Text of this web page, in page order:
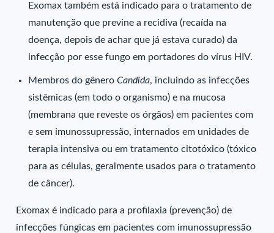
Exomax também está indicado para o tratamento de
manutenção que previne a recidiva (recaída na
doença, depois de achar que já estava curado) da
infecção por esse fungo em portadores do vírus HIV.
Membros do gêneroCandida, incluindo as infecções
sistêmicas (em todo o organismo) e na mucosa
(membrana que reveste os órgãos) em pacientes com
e sem imunossupressão, internados em unidades de
terapia intensiva ou em tratamento citotóxico (tóxico
para as células, geralmente usados para o tratamento
de câncer).
Exomax é indicado para a profilaxia (prevenção) de
infecções fúngicas em pacientes com imunossupressão